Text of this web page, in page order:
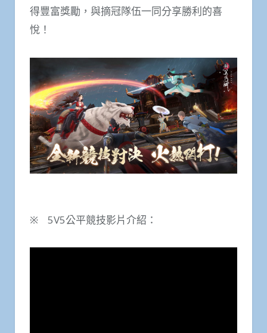
得豐富獎勵，與摘冠隊伍一同分享勝利的喜
悅！
※ 5V5公平競技影片介紹：